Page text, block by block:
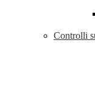
Controlli